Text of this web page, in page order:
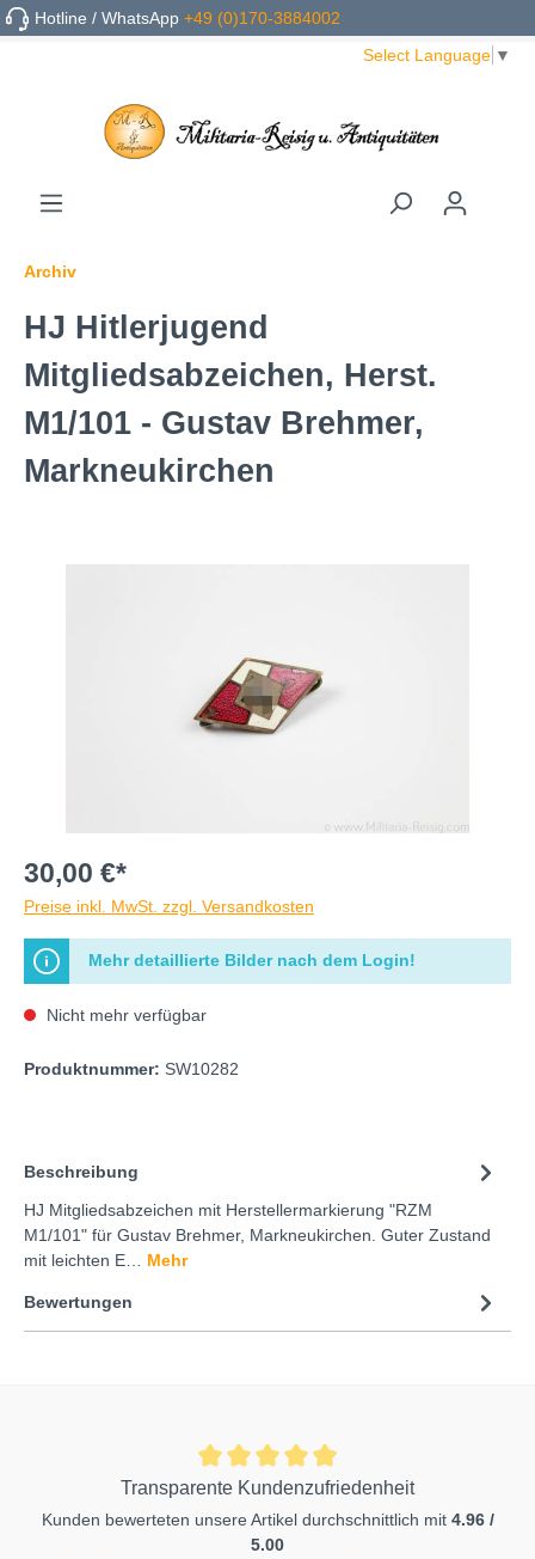
Hotline / WhatsApp+49 (0)170-3884002
Select Language ▼
Archiv
HJ Hitlerjugend
Mitgliedsabzeichen, Herst.
M1/101 - Gustav Brehmer,
Markneukirchen
30,00 €*
Preise inkl. MwSt. zzgl. Versandkosten
Mehr detaillierte Bilder nach dem Login!
Nicht mehr verfügbar
Produktnummer: SW10282
Beschreibung
HJ Mitgliedsabzeichen mit Herstellermarkierung "RZM
M1/101" für Gustav Brehmer, Markneukirchen. Guter Zustand
mit leichten E… Mehr
Bewertungen
Transparente Kundenzufriedenheit
Kunden bewerteten unsere Artikel durchschnittlich mit 4.96 /
5.00